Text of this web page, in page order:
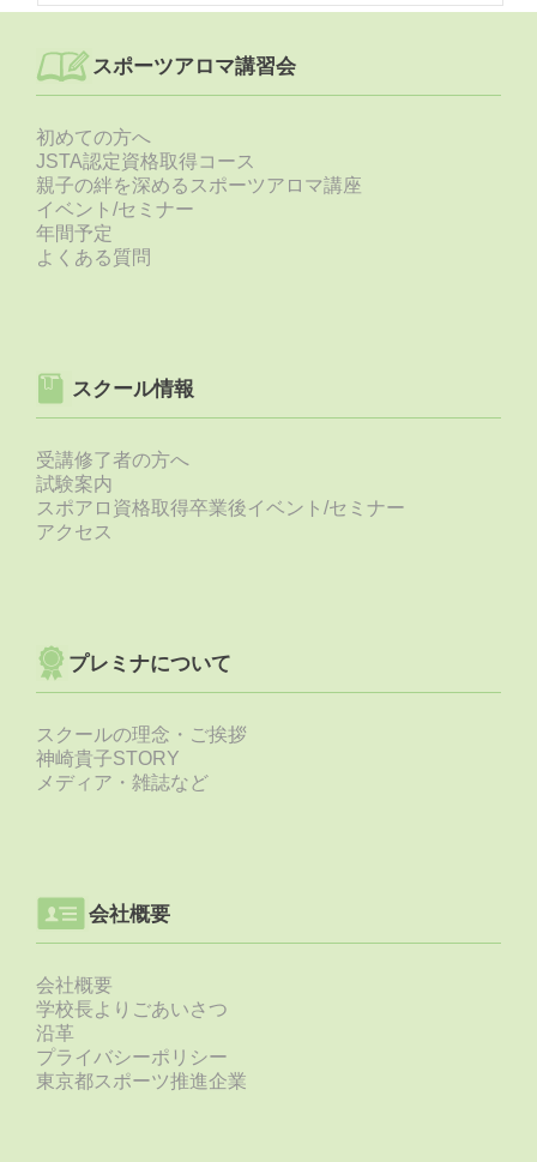
スポーツアロマ講習会
初めての方へ
JSTA認定資格取得コース
親子の絆を深めるスポーツアロマ講座
イベント/セミナー
年間予定
よくある質問
スクール情報
受講修了者の方へ
試験案内
スポアロ資格取得卒業後イベント/セミナー
アクセス
プレミナについて
スクールの理念・ご挨拶
神崎貴子STORY
メディア・雑誌など
会社概要
会社概要
学校長よりごあいさつ
沿革
プライバシーポリシー
東京都スポーツ推進企業